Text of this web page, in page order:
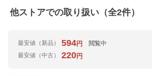
他ストアでの取り扱い（全2件）
最安値 （新品） 594円
閲覧中
最安値 （中古） 220円